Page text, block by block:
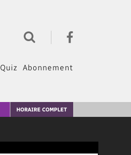
Quiz Abonnement
HORAIRE COMPLET